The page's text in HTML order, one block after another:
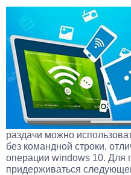
раздачи можно
без командной строки,
операции windows 10. Для
придерживаться